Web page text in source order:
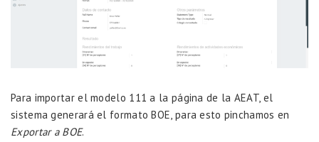
Para importar el modelo 111 a la página de la AEAT, el
sistema generará el formato BOE, para esto pinchamos en
Exportar a BOE.